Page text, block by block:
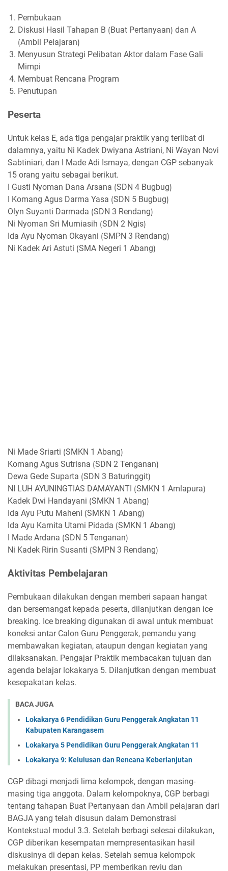
Pembukaan
Diskusi Hasil Tahapan B ⟮Buat Pertanyaan⟯ dan A
⟮Ambil Pelajaran⟯
Menyusun Strategi Pelibatan Aktor dalam Fase Gali
Mimpi
Membuat Rencana Program
Penutupan
Peserta
Untuk kelas E, ada tiga pengajar praktik yang terlibat di
dalamnya, yaitu Ni Kadek Dwiyana Astriani, Ni Wayan Novi
Sabtiniari, dan I Made Adi Ismaya, dengan CGP sebanyak
15 orang yaitu sebagai berikut.
I Gusti Nyoman Dana Arsana ⟮SDN 4 Bugbug⟯
I Komang Agus Darma Yasa ⟮SDN 5 Bugbug⟯
Olyn Suyanti Darmada ⟮SDN 3 Rendang⟯
Ni Nyoman Sri Murniasih ⟮SDN 2 Ngis⟯
Ida Ayu Nyoman Okayani ⟮SMPN 3 Rendang⟯
Ni Kadek Ari Astuti ⟮SMA Negeri 1 Abang⟯
Ni Made Sriarti ⟮SMKN 1 Abang⟯
Komang Agus Sutrisna ⟮SDN 2 Tenganan⟯
Dewa Gede Suparta ⟮SDN 3 Baturinggit⟯
NI LUH AYUNINGTIAS DAMAYANTI ⟮SMKN 1 Amlapura⟯
Kadek Dwi Handayani ⟮SMKN 1 Abang⟯
Ida Ayu Putu Maheni ⟮SMKN 1 Abang⟯
Ida Ayu Karnita Utami Pidada ⟮SMKN 1 Abang⟯
I Made Ardana ⟮SDN 5 Tenganan⟯
Ni Kadek Ririn Susanti ⟮SMPN 3 Rendang⟯
Aktivitas Pembelajaran
Pembukaan dilakukan dengan memberi sapaan hangat
dan bersemangat kepada peserta, dilanjutkan dengan ice
breaking. Ice breaking digunakan di awal untuk membuat
koneksi antar Calon Guru Penggerak, pemandu yang
membawakan kegiatan, ataupun dengan kegiatan yang
dilaksanakan. Pengajar Praktik membacakan tujuan dan
agenda belajar lokakarya 5. Dilanjutkan dengan membuat
kesepakatan kelas.
BACA JUGA
Lokakarya 6 Pendidikan Guru Penggerak Angkatan 11
Kabupaten Karangasem
Lokakarya 5 Pendidikan Guru Penggerak Angkatan 11
Lokakarya 9: Kelulusan dan Rencana Keberlanjutan
CGP dibagi menjadi lima kelompok, dengan masing-
masing tiga anggota. Dalam kelompoknya, CGP berbagi
tentang tahapan Buat Pertanyaan dan Ambil pelajaran dari
BAGJA yang telah disusun dalam Demonstrasi
Kontekstual modul 3.3. Setelah berbagi selesai dilakukan,
CGP diberikan kesempatan mempresentasikan hasil
diskusinya di depan kelas. Setelah semua kelompok
melakukan presentasi, PP memberikan reviu dan